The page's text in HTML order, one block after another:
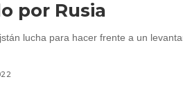
por Rusia
lucha para hacer frente a un